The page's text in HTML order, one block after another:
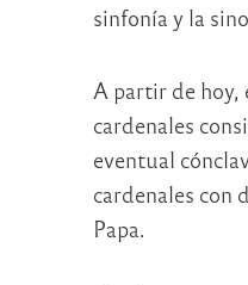
sinfonía y la
A partir de hoy,
cardenales
eventual
cardenales con
Papa.